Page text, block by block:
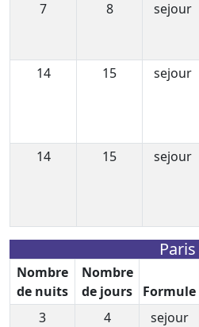
7
8 sejour
14
15 sejour
14
15 sejour
Paris
Nombre
de nuits
Nombre
de jours
Formule
3
4 sejour